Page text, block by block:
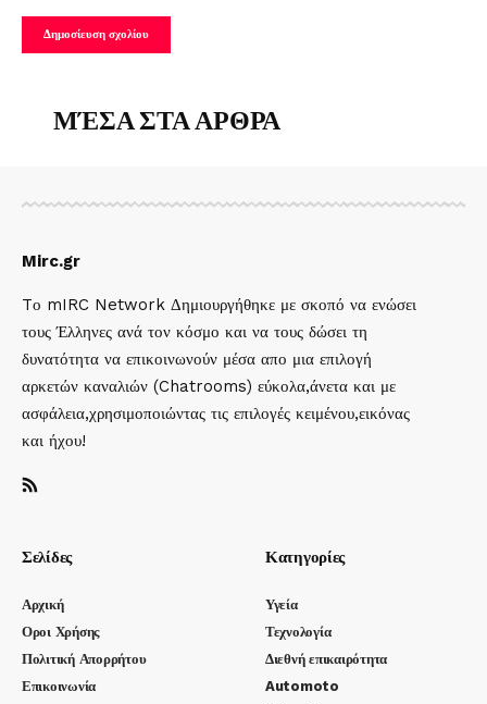
ΜΈΣΑ ΣΤΑ ΑΡΘΡΑ
Mirc.gr
Tο mIRC Network Δημιουργήθηκε με σκοπό να ενώσει
τους Έλληνες ανά τον κόσμο και να τους δώσει τη
δυνατότητα να επικοινωνούν μέσα απο μια επιλογή
αρκετών καναλιών (Chatrooms) εύκολα,άνετα και με
ασφάλεια,χρησιμοποιώντας τις επιλογές κειμένου,εικόνας
και ήχου!
Σελίδες
Αρχική
Οροι Χρήσης
Πολιτική Απορρήτου
Επικοινωνία
Κατηγορίες
Υγεία
Τεχνολογία
Διεθνή επικαιρότητα
Automoto